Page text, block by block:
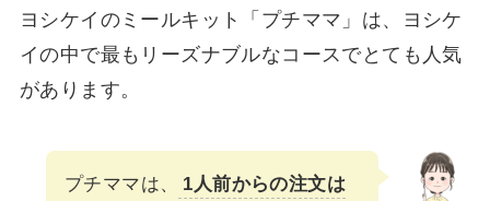
ヨシケイのミールキット「プチママ」は、ヨシケ
イの中で最もリーズナブルなコースでとても人気
があります。
プチママは、
1人前からの注文は